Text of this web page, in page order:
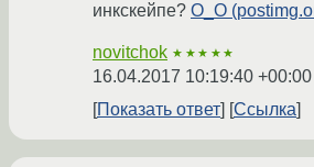
инкскейпе? О_О
novitchok ★★★★★
16.04.2017 10:19:40 +00:00
Показать ответ
Ссылка